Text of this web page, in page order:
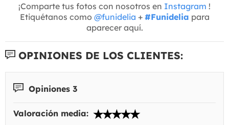
¡Comparte tus fotos con nosotros en Instagram !
Etiquétanos como @funidelia + #Funidelia para
aparecer aquí.
OPINIONES DE LOS CLIENTES:
Opiniones 3
Valoración media: